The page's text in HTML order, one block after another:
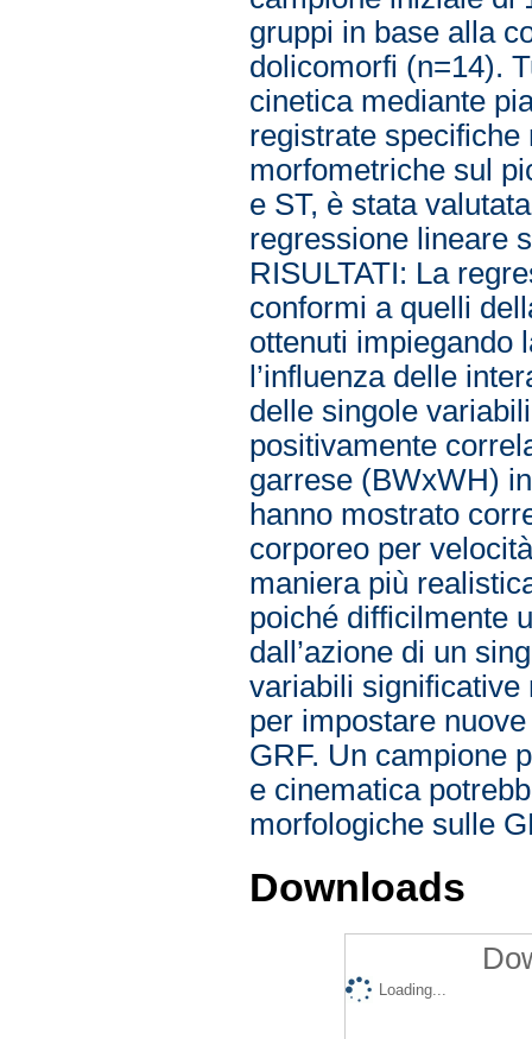
gruppi in base alla
dolicomorfi (n=14).
cinetica mediante
registrate specifiche
morfometriche sul
e ST, è stata
regressione lineare
RISULTATI: La
conformi a quelli
ottenuti impiegando
l’influenza delle
delle singole
positivamente
garrese (BWxWH)
hanno mostrato
corporeo per
maniera più
poiché difficilmente
dall’azione di un
variabili significative
per impostare
GRF. Un campione
e cinematica
morfologiche sulle
Downloads
Loading...